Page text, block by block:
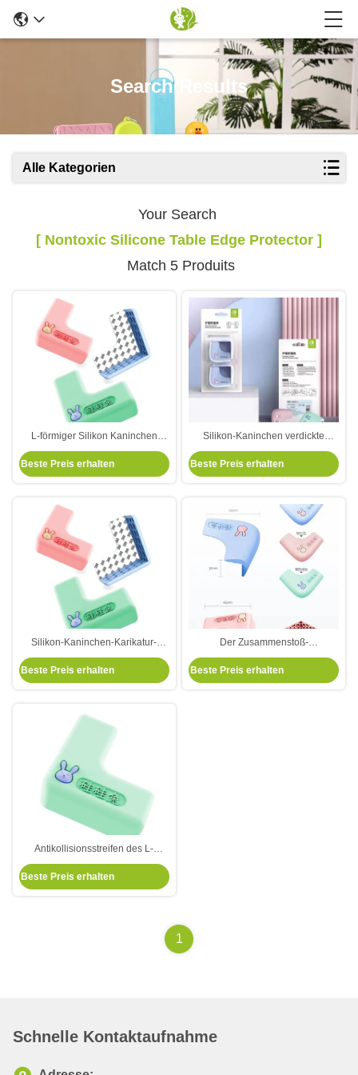
Search Results
Alle Kategorien
Your Search
[ Nontoxic Silicone Table Edge Protector ]
Match 5 Produits
L-förmiger Silikon Kaninchen
Kinder Silikon Eckschutz Baby
Anti-Kollision Tischkante
ungiftiger Eckschutz
Beste Preis erhalten
Silikon-Kaninchen verdickte
dauerhafte Baby-schützende
Eckkindersicherheits-Tabellen-
Ecken-Schutzstreifen
Beste Preis erhalten
Silikon-Kaninchen-Karikatur-
Silikon-Antikollisionsecken-
Säuglingsantikollisionsschutzhaube
Beste Preis erhalten
Der Zusammenstoß-
Verhinderungs-Silikon-Streifen
der Silikon-Kaninchen-Kinder
schützt Babys vor stoßendem
Beste Preis erhalten
Antikollisionsstreifen des L-
förmigen Silikons des
Silikonkaninchens für tabellen-
Eckenstreifen der Kinder
Beste Preis erhalten
1
Schnelle Kontaktaufnahme